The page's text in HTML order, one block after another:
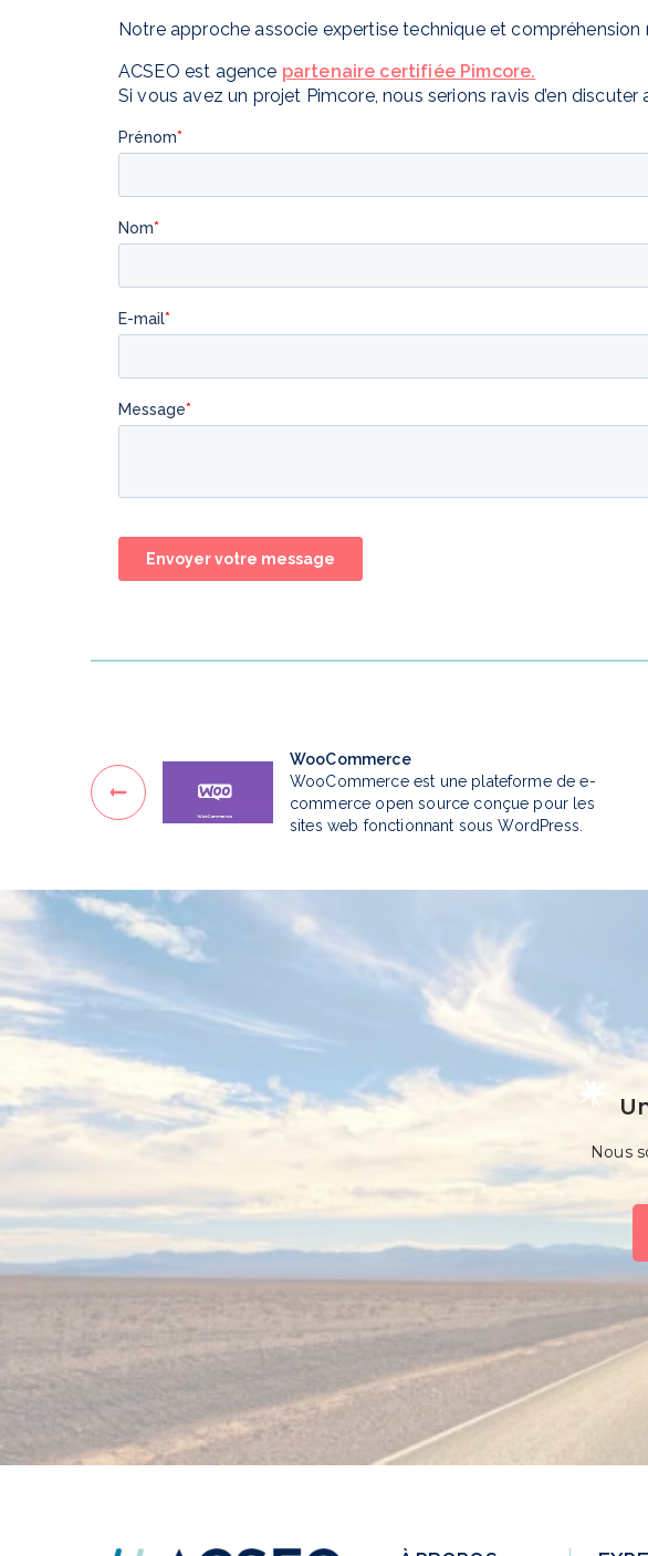
Notre approche associe expertise technique et
ACSEO est agence partenaire certifiée Pimcore.
Si vous avez un projet Pimcore, nous serions ravis d’en
WooCommerce
WooCommerce est une plateforme de e-
commerce open source conçue pour les
sites web fonctionnant sous WordPress.
Nous